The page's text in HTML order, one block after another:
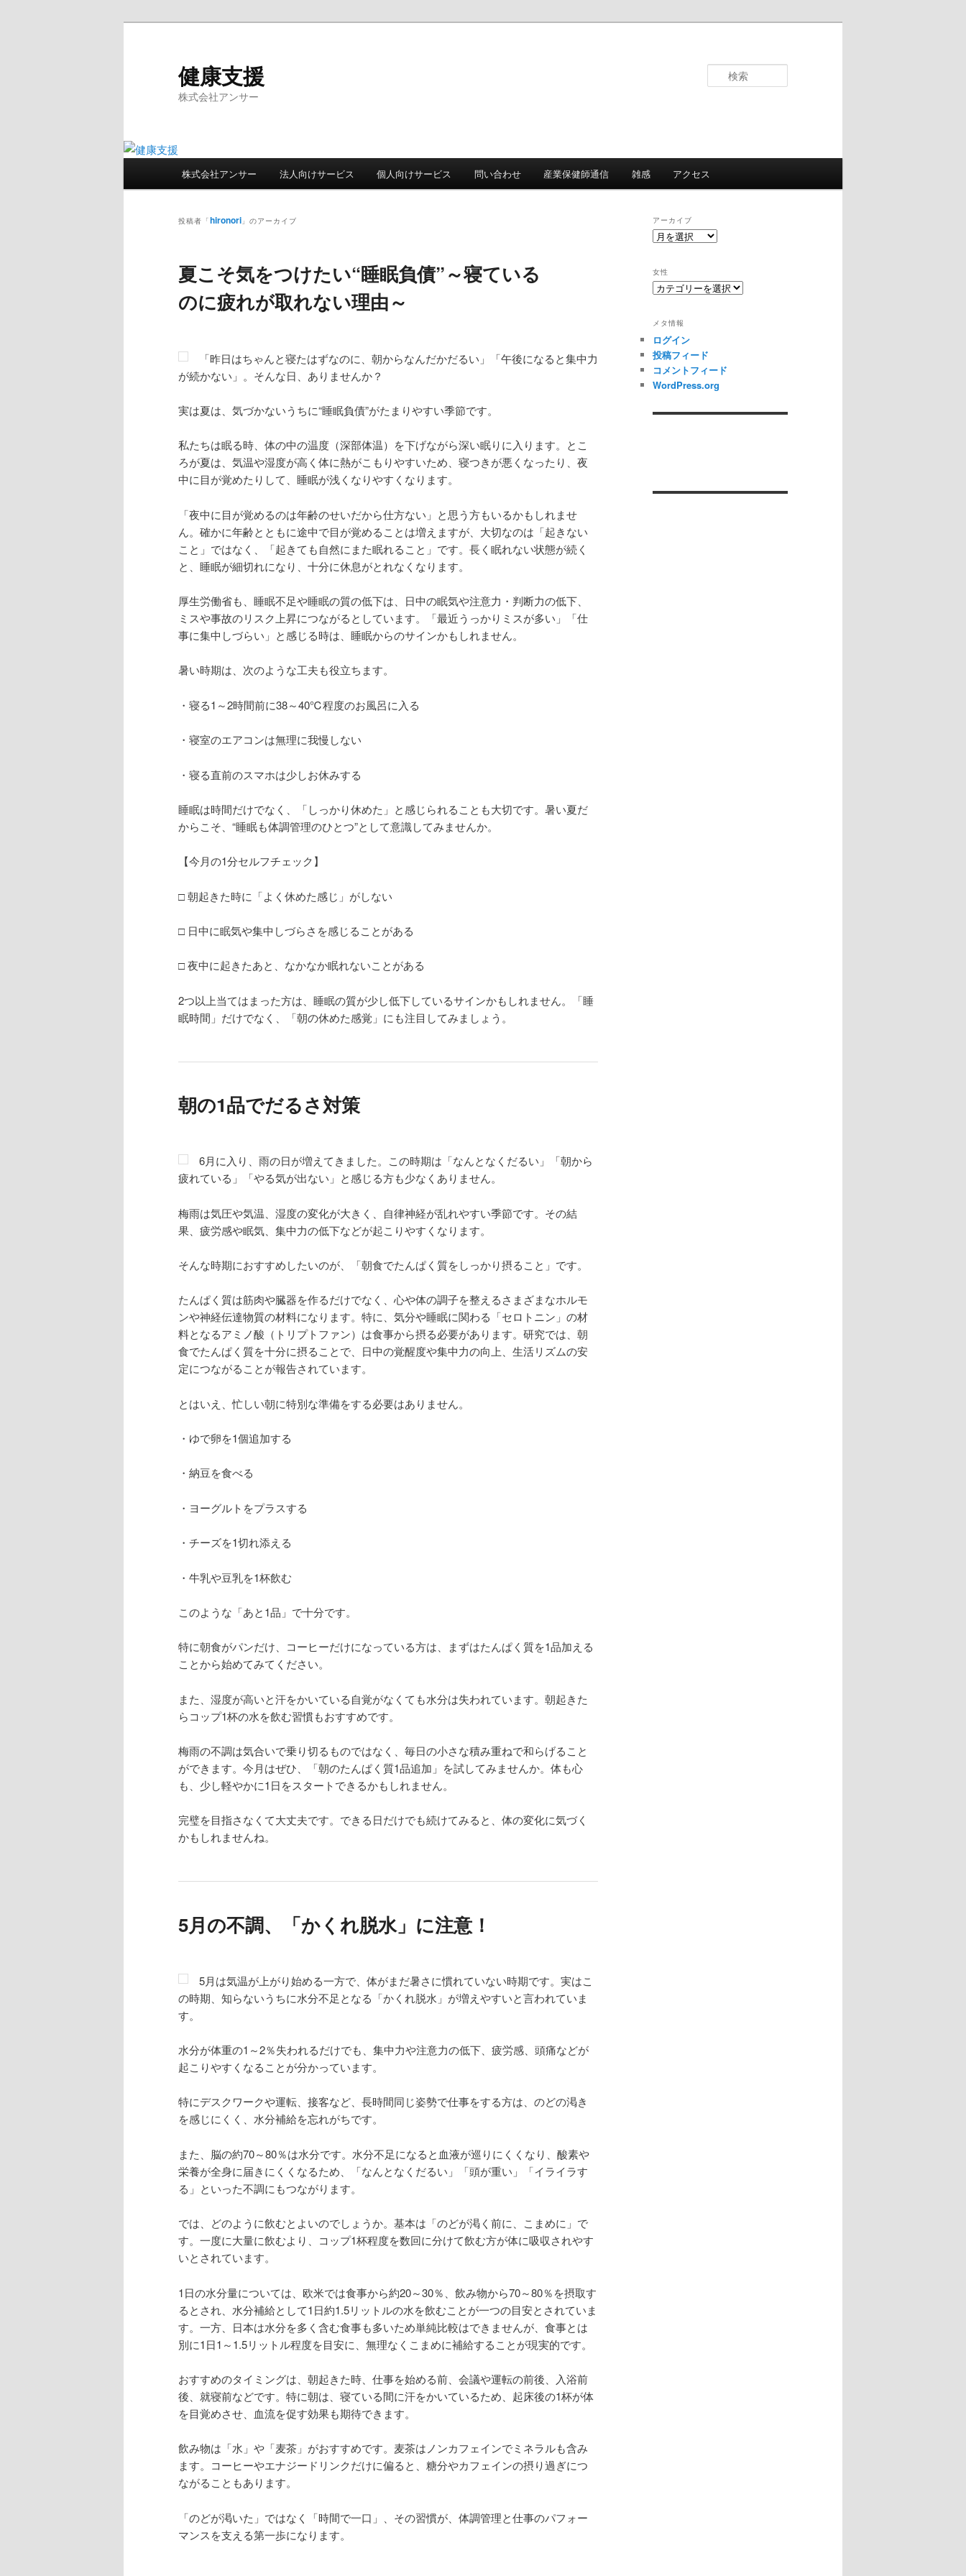
健康支援
株式会社アンサー
株式会社アンサー 法人向けサービス 個人向けサービス 問い合わせ 産業保健師通信 雑感 アクセス
投稿者「hironori 」のアーカイブ
夏こそ気をつけたい“睡眠負債”～寝ている
のに疲れが取れない理由～
「昨日はちゃんと寝たはずなのに、朝からなんだかだるい」「午後になると集中力
が続かない」。そんな日、ありませんか？
実は夏は、気づかないうちに“睡眠負債”がたまりやすい季節です。
私たちは眠る時、体の中の温度（深部体温）を下げながら深い眠りに入ります。とこ
ろが夏は、気温や湿度が高く体に熱がこもりやすいため、寝つきが悪くなったり、夜
中に目が覚めたりして、睡眠が浅くなりやすくなります。
「夜中に目が覚めるのは年齢のせいだから仕方ない」と思う方もいるかもしれませ
ん。確かに年齢とともに途中で目が覚めることは増えますが、大切なのは「起きない
こと」ではなく、「起きても自然にまた眠れること」です。長く眠れない状態が続く
と、睡眠が細切れになり、十分に休息がとれなくなります。
厚生労働省も、睡眠不足や睡眠の質の低下は、日中の眠気や注意力・判断力の低下、
ミスや事故のリスク上昇につながるとしています。「最近うっかりミスが多い」「仕
事に集中しづらい」と感じる時は、睡眠からのサインかもしれません。
暑い時期は、次のような工夫も役立ちます。
・寝る1～2時間前に38～40℃程度のお風呂に入る
・寝室のエアコンは無理に我慢しない
・寝る直前のスマホは少しお休みする
睡眠は時間だけでなく、「しっかり休めた」と感じられることも大切です。暑い夏だ
からこそ、“睡眠も体調管理のひとつ”として意識してみませんか。
【今月の1分セルフチェック】
□ 朝起きた時に「よく休めた感じ」がしない
□ 日中に眠気や集中しづらさを感じることがある
□ 夜中に起きたあと、なかなか眠れないことがある
2つ以上当てはまった方は、睡眠の質が少し低下しているサインかもしれません。「睡
眠時間」だけでなく、「朝の休めた感覚」にも注目してみましょう。
朝の1品でだるさ対策
6月に入り、雨の日が増えてきました。この時期は「なんとなくだるい」「朝から
疲れている」「やる気が出ない」と感じる方も少なくありません。
梅雨は気圧や気温、湿度の変化が大きく、自律神経が乱れやすい季節です。その結
果、疲労感や眠気、集中力の低下などが起こりやすくなります。
そんな時期におすすめしたいのが、「朝食でたんぱく質をしっかり摂ること」です。
たんぱく質は筋肉や臓器を作るだけでなく、心や体の調子を整えるさまざまなホルモ
ンや神経伝達物質の材料になります。特に、気分や睡眠に関わる「セロトニン」の材
料となるアミノ酸（トリプトファン）は食事から摂る必要があります。研究では、朝
食でたんぱく質を十分に摂ることで、日中の覚醒度や集中力の向上、生活リズムの安
定につながることが報告されています。
とはいえ、忙しい朝に特別な準備をする必要はありません。
・ゆで卵を1個追加する
・納豆を食べる
・ヨーグルトをプラスする
・チーズを1切れ添える
・牛乳や豆乳を1杯飲む
このような「あと1品」で十分です。
特に朝食がパンだけ、コーヒーだけになっている方は、まずはたんぱく質を1品加える
ことから始めてみてください。
また、湿度が高いと汗をかいている自覚がなくても水分は失われています。朝起きた
らコップ1杯の水を飲む習慣もおすすめです。
梅雨の不調は気合いで乗り切るものではなく、毎日の小さな積み重ねで和らげること
ができます。今月はぜひ、「朝のたんぱく質1品追加」を試してみませんか。体も心
も、少し軽やかに1日をスタートできるかもしれません。
完璧を目指さなくて大丈夫です。できる日だけでも続けてみると、体の変化に気づく
かもしれませんね。
5月の不調、「かくれ脱水」に注意！
5月は気温が上がり始める一方で、体がまだ暑さに慣れていない時期です。実はこ
の時期、知らないうちに水分不足となる「かくれ脱水」が増えやすいと言われていま
す。
水分が体重の1～2％失われるだけでも、集中力や注意力の低下、疲労感、頭痛などが
起こりやすくなることが分かっています。
特にデスクワークや運転、接客など、長時間同じ姿勢で仕事をする方は、のどの渇き
を感じにくく、水分補給を忘れがちです。
また、脳の約70～80％は水分です。水分不足になると血液が巡りにくくなり、酸素や
栄養が全身に届きにくくなるため、「なんとなくだるい」「頭が重い」「イライラす
る」といった不調にもつながります。
では、どのように飲むとよいのでしょうか。基本は「のどが渇く前に、こまめに」で
す。一度に大量に飲むより、コップ1杯程度を数回に分けて飲む方が体に吸収されやす
いとされています。
1日の水分量については、欧米では食事から約20～30％、飲み物から70～80％を摂取す
るとされ、水分補給として1日約1.5リットルの水を飲むことが一つの目安とされていま
す。一方、日本は水分を多く含む食事も多いため単純比較はできませんが、食事とは
別に1日1～1.5リットル程度を目安に、無理なくこまめに補給することが現実的です。
おすすめのタイミングは、朝起きた時、仕事を始める前、会議や運転の前後、入浴前
後、就寝前などです。特に朝は、寝ている間に汗をかいているため、起床後の1杯が体
を目覚めさせ、血流を促す効果も期待できます。
飲み物は「水」や「麦茶」がおすすめです。麦茶はノンカフェインでミネラルも含み
ます。コーヒーやエナジードリンクだけに偏ると、糖分やカフェインの摂り過ぎにつ
ながることもあります。
「のどが渇いた」ではなく「時間で一口」、その習慣が、体調管理と仕事のパフォー
マンスを支える第一歩になります。
アーカイブ
ア
イ
ブ
女性
女
メタ情報
ログイン
投稿フィード
コメントフィード
WordPress.org